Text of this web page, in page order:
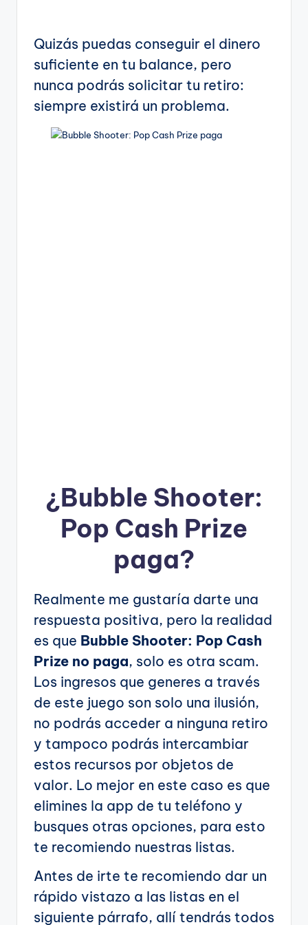
Quizás puedas conseguir el dinero
suficiente en tu balance, pero
nunca podrás solicitar tu retiro:
siempre existirá un problema.
¿Bubble Shooter:
Pop Cash Prize
paga?
Realmente me gustaría darte una
respuesta positiva, pero la realidad
es que Bubble Shooter: Pop Cash
Prize no paga, solo es otra scam.
Los ingresos que generes a través
de este juego son solo una ilusión,
no podrás acceder a ninguna retiro
y tampoco podrás intercambiar
estos recursos por objetos de
valor. Lo mejor en este caso es que
elimines la app de tu teléfono y
busques otras opciones, para esto
te recomiendo nuestras listas.
Antes de irte te recomiendo dar un
rápido vistazo a las listas en el
siguiente párrafo, allí tendrás todos